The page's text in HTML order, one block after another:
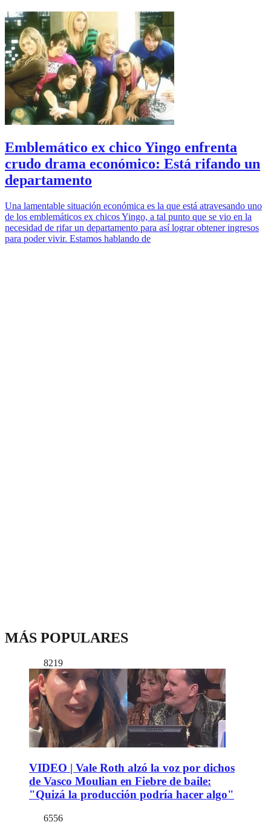
Emblemático ex chico Yingo enfrenta
crudo drama económico: Está rifando un
departamento
Una lamentable situación económica es la que está atravesando uno
de los emblemáticos ex chicos Yingo, a tal punto que se vio en la
necesidad de rifar un departamento para así lograr obtener ingresos
para poder vivir. Estamos hablando de
MÁS POPULARES
8219
VIDEO | Vale Roth alzó la voz por dichos
de Vasco Moulian en Fiebre de baile:
"Quizá la producción podría hacer algo"
6556